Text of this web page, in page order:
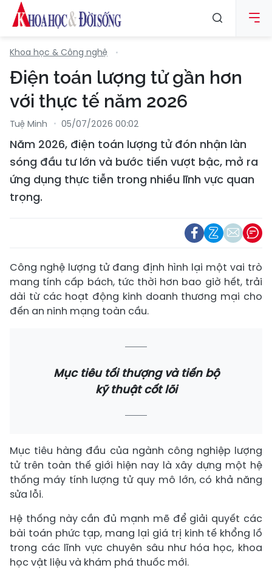
Khoa học & Công nghệ
Điện toán lượng tử gần hơn
với thực tế năm 2026
Tuệ Minh 05/07/2026 00:02
Năm 2026, điện toán lượng tử đón nhận làn
sóng đầu tư lớn và bước tiến vượt bậc, mở ra
ứng dụng thực tiễn trong nhiều lĩnh vực quan
trọng.
Công nghệ lượng tử đang định hình lại một vai trò
mang tính cấp bách, tức thời hơn bao giờ hết, trải
dài từ các hoạt động kinh doanh thương mại cho
đến an ninh mạng toàn cầu.
Mục tiêu tối thượng và tiến bộ
kỹ thuật cốt lõi
Mục tiêu hàng đầu của ngành công nghiệp lượng
tử trên toàn thế giới hiện nay là xây dựng một hệ
thống máy tính lượng tử quy mô lớn, có khả năng
sửa lỗi.
Hệ thống này cần đủ mạnh mẽ để giải quyết các
bài toán phức tạp, mang lại giá trị kinh tế khổng lồ
trong các lĩnh vực chuyên sâu như hóa học, khoa
học vật liệu và khám phá thuốc mới.